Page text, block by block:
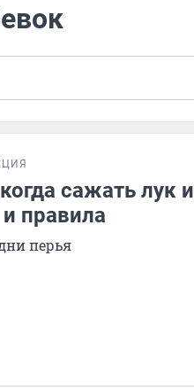
сажать лук и
правила
перья